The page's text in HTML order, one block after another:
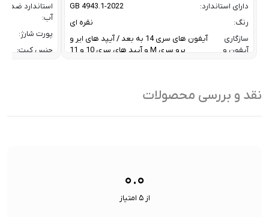
دارای استاندارد:
GB 4943.1-2022
رنگ:
نقره ای
سازگاری
آیفون و
آیفون های سری 14 به بعد / آیپد های ایر و
پرو سری M و آیپد های سری 10 و 11
ظرفیت:
استاندارد ضد
آب:
پورت شارژ:
جنس کیت:
نقد و بررسی محصولات
۰.۰
از ۵ امتیاز